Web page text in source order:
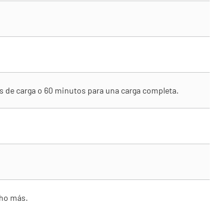
carga o 60 minutos para una carga completa.
más.